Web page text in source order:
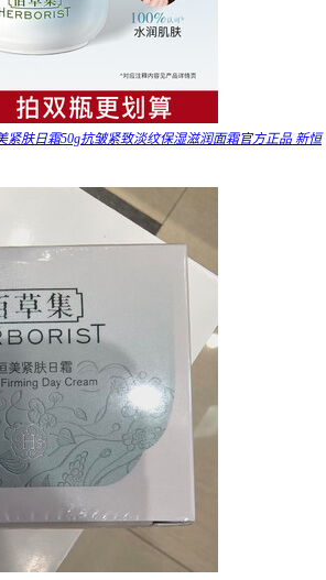
紧肤日霜50g抗皱紧致淡纹保湿滋润面霜官方正品 新恒